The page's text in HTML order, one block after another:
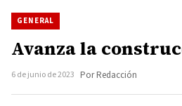
GENERAL
Avanza la
6 de junio de 2023 Por Redacción